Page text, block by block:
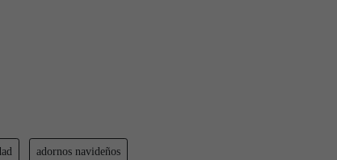
adornos navideños